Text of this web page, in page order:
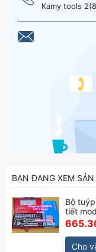
Kamy tools
BẠN ĐANG XEM
Bộ
tiết
Cho